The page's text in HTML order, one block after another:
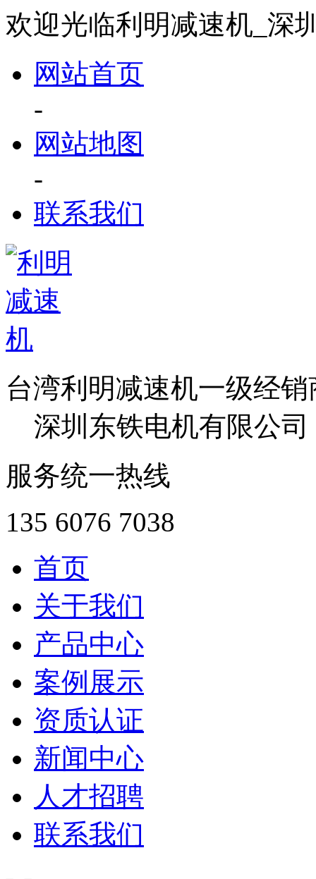
欢迎光临利明减速机_深
网站首页
-
网站地图
-
联系我们
台湾利明减速机一级经销
深圳东铁电机有限公司
服务统一热线
135 6076 7038
首页
关于我们
产品中心
案例展示
资质认证
新闻中心
人才招聘
联系我们